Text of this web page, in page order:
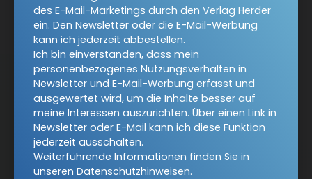
AGB und Widerrufsbelehrung
Datenschutz
Barrierefreiheit
Impressum
Vertrag widerrufen
des E-Mail-Marketings durch den Verlag Herder
ein. Den Newsletter oder die E-Mail-Werbung
kann ich jederzeit abbestellen.
Ich bin einverstanden, dass mein
personenbezogenes Nutzungsverhalten in
Newsletter und E-Mail-Werbung erfasst und
ausgewertet wird, um die Inhalte besser auf
meine Interessen auszurichten. Über einen Link in
Newsletter oder E-Mail kann ich diese Funktion
jederzeit ausschalten.
Weiterführende Informationen finden Sie in
unseren Datenschutzhinweisen.